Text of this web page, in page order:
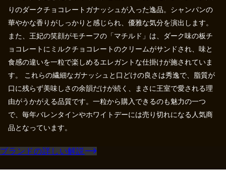
りのダークチョコレートガナッシュが入った逸品。シャンパンの
華やかな香りがしっかりと感じられ、優雅な気分を演出します。
また、王妃の笑顔がモチーフの「マチルド」は、ダーク味の板チ
ョコレートにミルクチョコレートのクリームがサンドされ、味と
食感の違いを一粒で楽しめるエレガントな仕掛けが施されていま
す。 これらの繊細なガナッシュと口どけの良さは秀逸で、脂質が
口に残らず美味しさの余韻だけが続く、まさに王室で愛される理
由がうかがえる品質です。一粒から購入できるのも魅力の一つ
で、毎年バレンタインやホワイトデーには売り切れになる人気商
品となっています。
ブランドの詳しい解説